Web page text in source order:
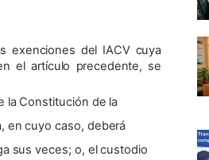
exenciones del IACV cuya
el artículo precedente, se
la Constitución de la
en cuyo caso, deberá
sus veces; o, el custodio